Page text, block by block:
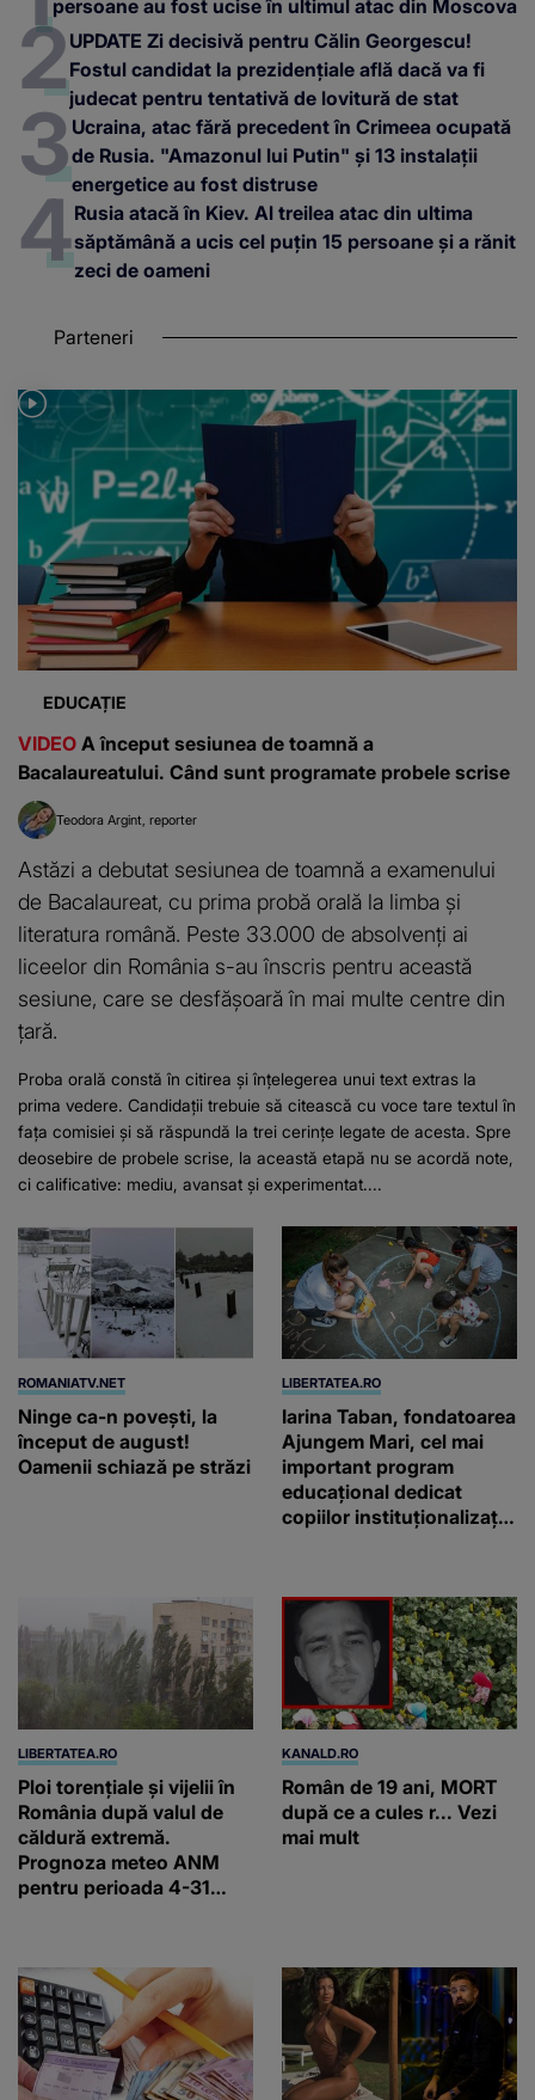
persoane au fost ucise în ultimul atac din Moscova
UPDATE Zi decisivă pentru Călin Georgescu!
Fostul candidat la prezidențiale află dacă va fi
judecat pentru tentativă de lovitură de stat
Ucraina, atac fără precedent în Crimeea ocupată
de Rusia. "Amazonul lui Putin" și 13 instalații
energetice au fost distruse
Rusia atacă în Kiev. Al treilea atac din ultima
săptămână a ucis cel puțin 15 persoane și a rănit
zeci de oameni
Parteneri
EDUCAȚIE
VIDEO A început sesiunea de toamnă a
Bacalaureatului. Când sunt programate probele scrise
Teodora Argint reporter
Astăzi a debutat sesiunea de toamnă a examenului
de Bacalaureat, cu prima probă orală la limba și
literatura română. Peste 33.000 de absolvenți ai
liceelor din România s-au înscris pentru această
sesiune, care se desfășoară în mai multe centre din
țară.
Proba orală constă în citirea și înțelegerea unui text extras la
prima vedere. Candidații trebuie să citească cu voce tare textul în
fața comisiei și să răspundă la trei cerințe legate de acesta. Spre
deosebire de probele scrise, la această etapă nu se acordă note,
ci calificative: mediu, avansat și experimentat....
ROMANIATV.NET
Ninge ca-n povești, la
început de august!
Oamenii schiază pe străzi
LIBERTATEA.RO
Iarina Taban, fondatoarea
Ajungem Mari, cel mai
important program
educațional dedicat
copiilor instituționalizați
printr-un gest
spectaculos, ci prin
faptul că revin”
LIBERTATEA.RO
Ploi torențiale și vijelii în
România după valul de
căldură extremă.
Prognoza meteo ANM
pentru perioada 4-31
KANALD.RO
Român de 19 ani, MORT
după ce a cules r... Vezi
mai mult